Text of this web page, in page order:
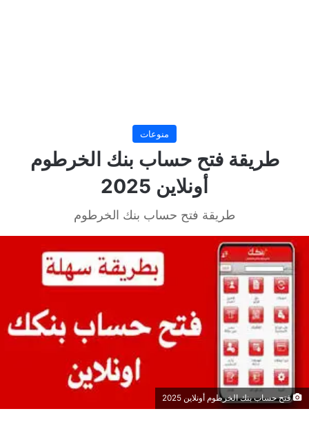
منوعات
طريقة فتح حساب بنك الخرطوم
أونلاين 2025
طريقة فتح حساب بنك الخرطوم
فتح حساب بنك الخرطوم أونلاين 2025